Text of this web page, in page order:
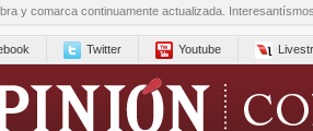
y comarca continuamente actualizada.
Twitter Youtube